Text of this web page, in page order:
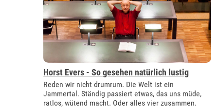
Horst Evers - So gesehen natürlich lustig
Reden wir nicht drumrum. Die Welt ist ein
Jammertal. Ständig passiert etwas, das uns müde,
ratlos, wütend macht. Oder alles vier zusammen.